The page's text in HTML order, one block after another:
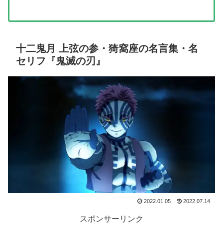
十二鬼月 上弦の参・猗窩座の名言集・名
セリフ『鬼滅の刃』
2022.01.05 2022.07.14
スポンサーリンク